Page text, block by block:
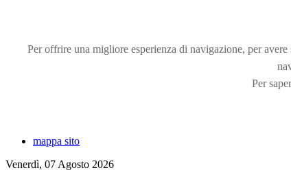
Per offrire una migliore esperienza di navigazione, per
Per
mappa sito
Venerdì, 07 Agosto 2026